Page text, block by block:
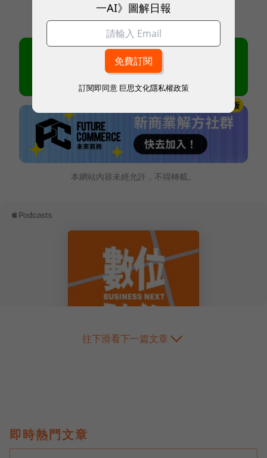
本網站內容未經允許，不得轉載。
往下滑看下一篇文章
即時熱門文章
一AI》圖解日報
訂閱即同意 巨思文化隱私權政策